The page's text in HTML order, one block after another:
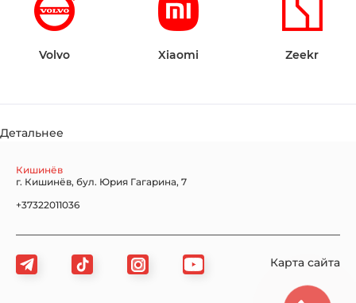
Volvo Xiaomi Zeekr
Детальнее
Кишинёв
г. Кишинёв, бул. Юрия Гагарина, 7
+37322011036
Карта сайта